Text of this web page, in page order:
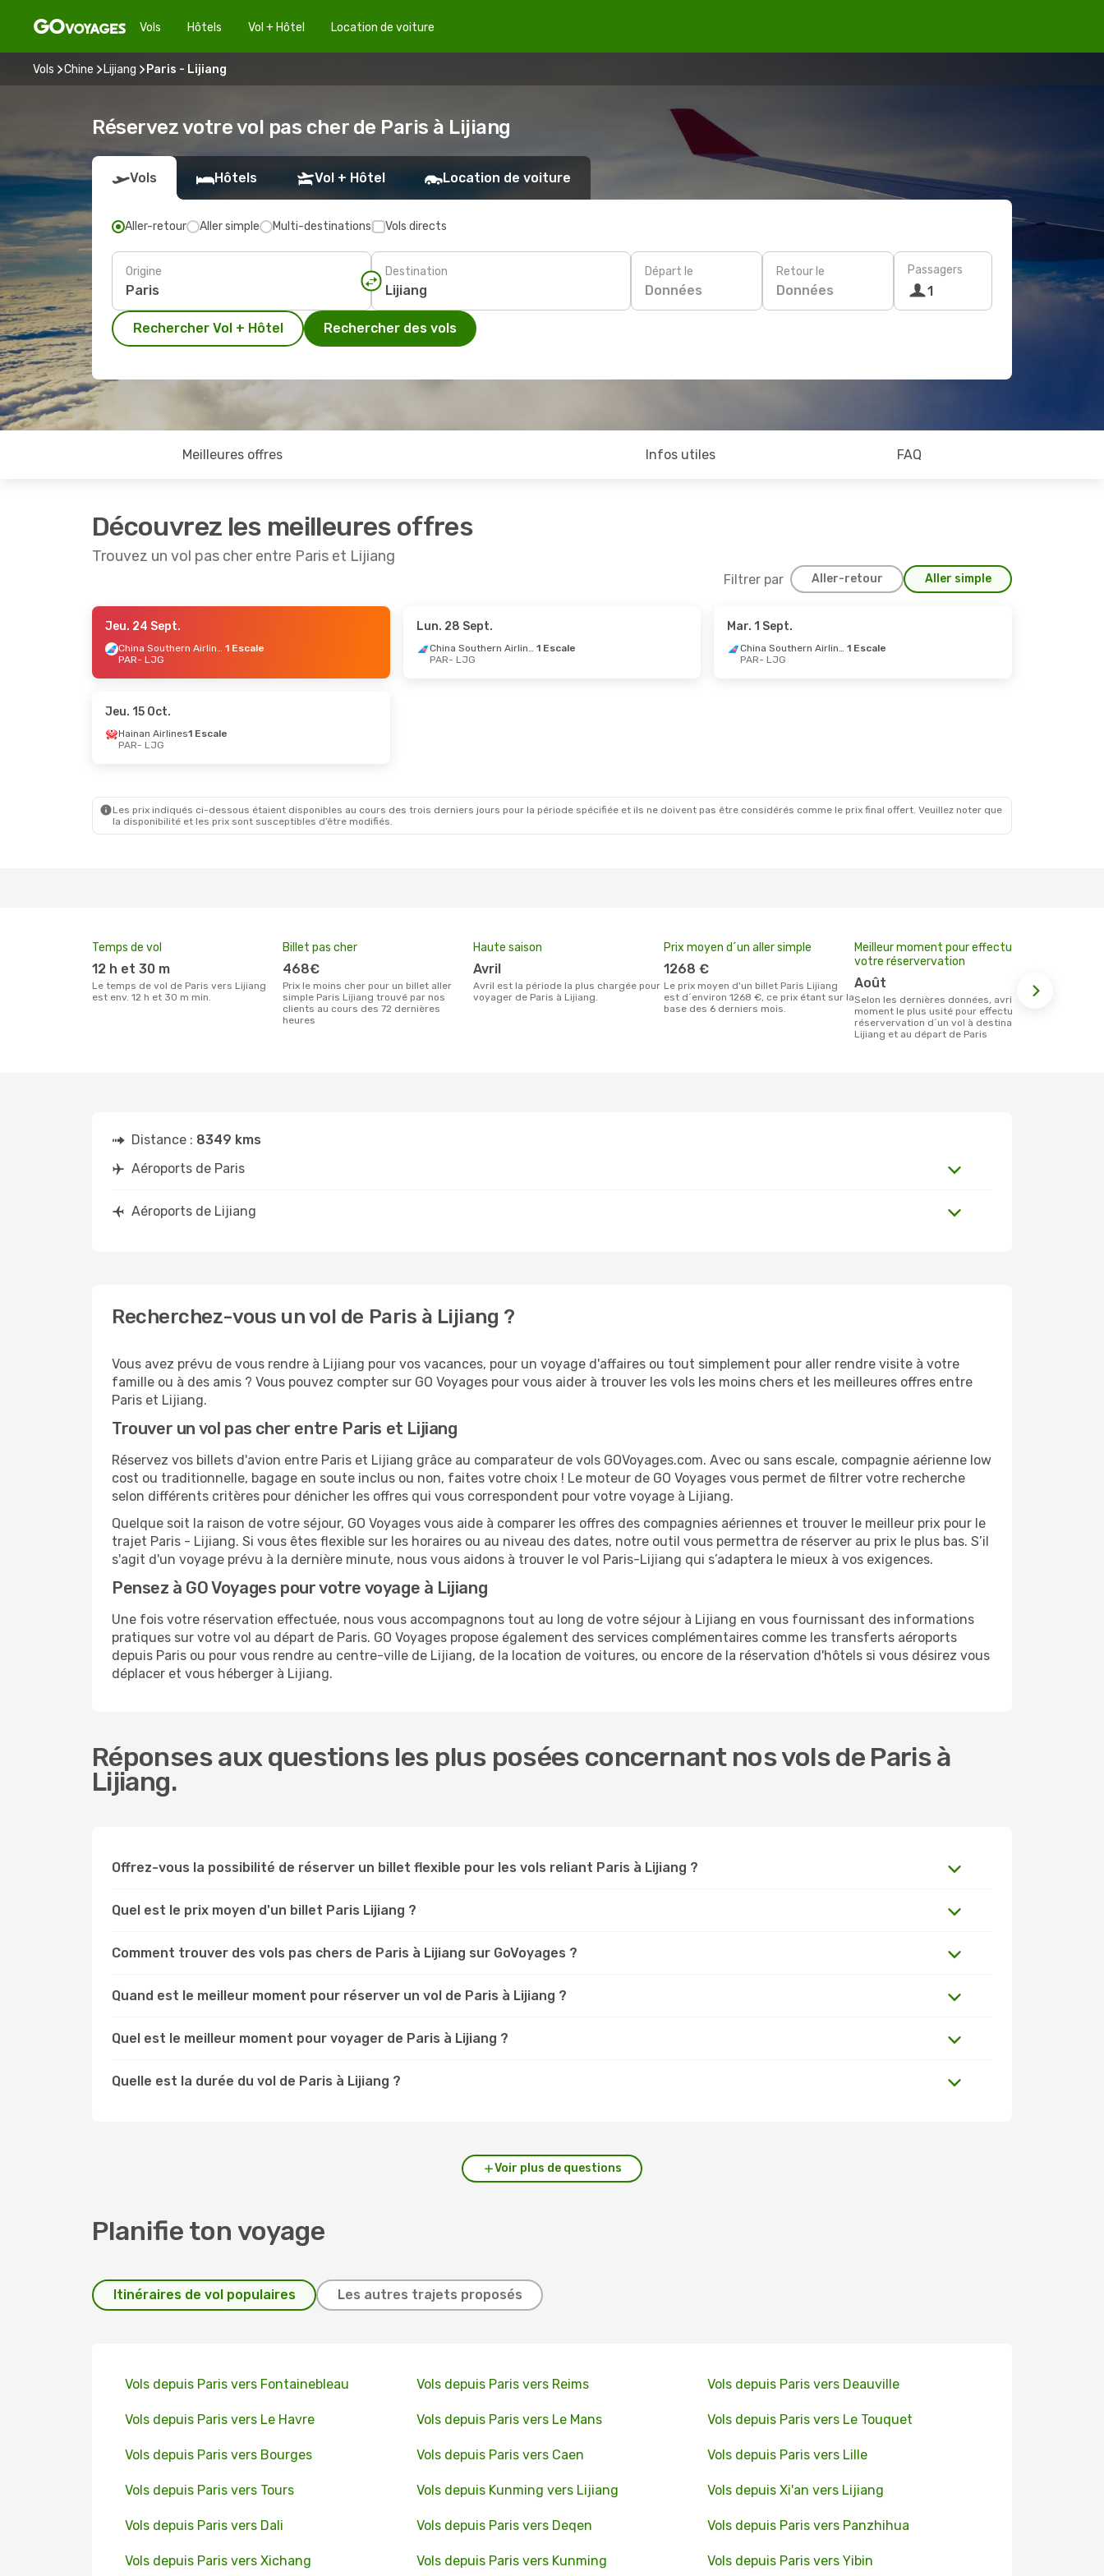
Vols Hôtels Vol + Hôtel Location de voiture
Vols Chine Lijiang Paris - Lijiang
Réservez votre vol pas cher de Paris à Lijiang
Vols Hôtels Vol + Hôtel Location de voiture
Aller-retour Aller simple Multi-destinations Vols directs
Origine Destination Départ le
Données
Retour le
Données
Passagers
1
Rechercher Vol + Hôtel Rechercher des vols
Meilleures offres Infos utiles FAQ
Découvrez les meilleures offres
Trouvez un vol pas cher entre Paris et Lijiang
Filtrer par Aller-retour Aller simple
- Sam. 31 Oct.
China Southern Airlines
Jeu. 24 Sept.
China Southern Airlines 1 Escale
PAR- LJG
Lun. 28 Sept.
China Southern Airlines 1 Escale
PAR- LJG
Mar. 1 Sept.
China Southern Airlines 1 Escale
PAR- LJG
Jeu. 15 Oct.
Hainan Airlines1 Escale
PAR- LJG
Les prix indiqués ci-dessous étaient disponibles au cours des trois derniers jours pour la période spécifiée et ils ne doivent pas être considérés comme le prix final offert. Veuillez noter que
la disponibilité et les prix sont susceptibles d’être modifiés.
Temps de vol
12 h et 30 m
Le temps de vol de Paris vers Lijiang
est env. 12 h et 30 m min.
Billet pas cher
468€
Prix le moins cher pour un billet aller
simple Paris Lijiang trouvé par nos
clients au cours des 72 dernières
heures
Haute saison
avril
avril est la période la plus chargée pour
voyager de Paris à Lijiang.
Prix moyen d´un aller simple
1268 €
Le prix moyen d'un billet Paris Lijiang
est d´environ 1268 €, ce prix étant sur la
base des 6 derniers mois.
Meilleur moment pour effectuer
votre réservervation
août
Selon les dernières données, avril est le
moment le plus usité pour effectuer la
réservervation d´un vol à destination de
Lijiang et au départ de Paris
Distance : 8349 kms
Aéroports de Paris
Aéroports de Lijiang
Recherchez-vous un vol de Paris à Lijiang ?
Vous avez prévu de vous rendre à Lijiang pour vos vacances, pour un voyage d'affaires ou tout simplement pour aller rendre visite à votre
famille ou à des amis ? Vous pouvez compter sur GO Voyages pour vous aider à trouver les vols les moins chers et les meilleures offres entre
Paris et Lijiang.
Trouver un vol pas cher entre Paris et Lijiang
Réservez vos billets d'avion entre Paris et Lijiang grâce au comparateur de vols GOVoyages.com. Avec ou sans escale, compagnie aérienne low
cost ou traditionnelle, bagage en soute inclus ou non, faites votre choix ! Le moteur de GO Voyages vous permet de filtrer votre recherche
selon différents critères pour dénicher les offres qui vous correspondent pour votre voyage à Lijiang.
Quelque soit la raison de votre séjour, GO Voyages vous aide à comparer les offres des compagnies aériennes et trouver le meilleur prix pour le
trajet Paris - Lijiang. Si vous êtes flexible sur les horaires ou au niveau des dates, notre outil vous permettra de réserver au prix le plus bas. S’il
s'agit d'un voyage prévu à la dernière minute, nous vous aidons à trouver le vol Paris-Lijiang qui s’adaptera le mieux à vos exigences.
Pensez à GO Voyages pour votre voyage à Lijiang
Une fois votre réservation effectuée, nous vous accompagnons tout au long de votre séjour à Lijiang en vous fournissant des informations
pratiques sur votre vol au départ de Paris. GO Voyages propose également des services complémentaires comme les transferts aéroports
depuis Paris ou pour vous rendre au centre-ville de Lijiang, de la location de voitures, ou encore de la réservation d'hôtels si vous désirez vous
déplacer et vous héberger à Lijiang.
Réponses aux questions les plus posées concernant nos vols de Paris à
Lijiang.
Offrez-vous la possibilité de réserver un billet flexible pour les vols reliant Paris à Lijiang ?
Quel est le prix moyen d'un billet Paris Lijiang ?
Comment trouver des vols pas chers de Paris à Lijiang sur GoVoyages ?
Quand est le meilleur moment pour réserver un vol de Paris à Lijiang ?
Quel est le meilleur moment pour voyager de Paris à Lijiang ?
Quelle est la durée du vol de Paris à Lijiang ?
Voir plus de questions
Planifie ton voyage
Itinéraires de vol populaires Les autres trajets proposés
Vols depuis Paris vers Fontainebleau Vols depuis Paris vers Reims Vols depuis Paris vers Deauville
Vols depuis Paris vers Le Havre Vols depuis Paris vers Le Mans Vols depuis Paris vers Le Touquet
Vols depuis Paris vers Bourges Vols depuis Paris vers Caen Vols depuis Paris vers Lille
Vols depuis Paris vers Tours Vols depuis Kunming vers Lijiang Vols depuis Xi'an vers Lijiang
Vols depuis Paris vers Dali Vols depuis Paris vers Deqen Vols depuis Paris vers Panzhihua
Vols depuis Paris vers Xichang Vols depuis Paris vers Kunming Vols depuis Paris vers Yibin